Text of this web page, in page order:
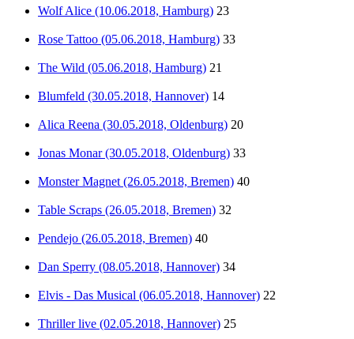
Wolf Alice (10.06.2018, Hamburg) 23
Rose Tattoo (05.06.2018, Hamburg) 33
The Wild (05.06.2018, Hamburg) 21
Blumfeld (30.05.2018, Hannover) 14
Alica Reena (30.05.2018, Oldenburg) 20
Jonas Monar (30.05.2018, Oldenburg) 33
Monster Magnet (26.05.2018, Bremen) 40
Table Scraps (26.05.2018, Bremen) 32
Pendejo (26.05.2018, Bremen) 40
Dan Sperry (08.05.2018, Hannover) 34
Elvis - Das Musical (06.05.2018, Hannover) 22
Thriller live (02.05.2018, Hannover) 25